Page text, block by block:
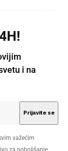
i na
važećim
za poboljšanje